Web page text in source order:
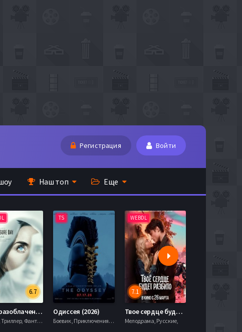
Регистрация Войти
Наш топ Еще
6.7
День разоблачения (2026)
Драма, Триллер, Фантастика,
TS
Одиссея (2026)
Боевик , Приключения, Фэнтези,
WEBDL
7.1
Твое сердце будет разбито (2026)
Мелодрама, Русские,